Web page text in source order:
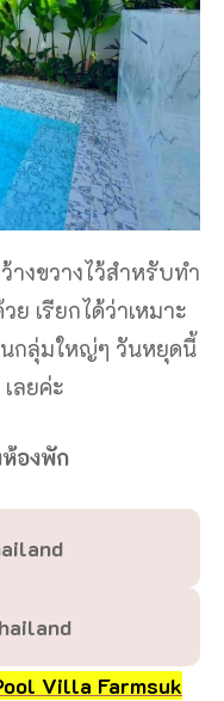
งขวางไว้สำหรับทำ
เรียกได้ว่าเหมาะ
นกลุ่มใหญ่ๆ วันหยุดนี้
ลยค่ะ
ห้องพัก
Villa Farmsuk